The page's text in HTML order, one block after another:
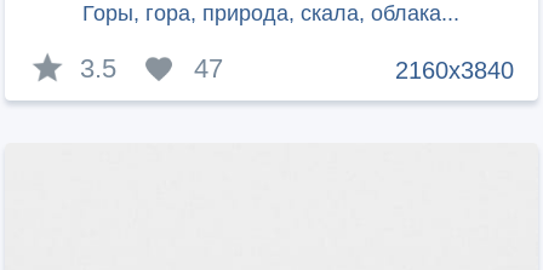
Горы, гора, природа, скала, облака...
2160x3840
3.5 47